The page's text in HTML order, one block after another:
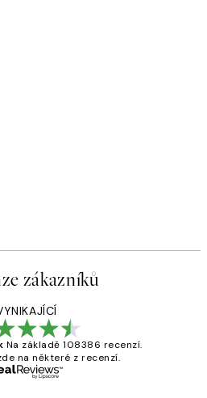
zákazníků
Na základě 108386 recenzí.
na některé z recenzí.